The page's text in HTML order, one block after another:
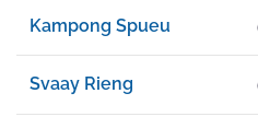
Kampong Spueu
Svaay Rieng